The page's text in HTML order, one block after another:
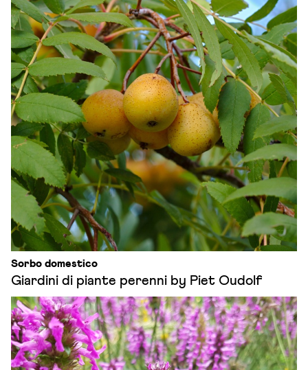
Sorbo domestico
Giardini di piante perenni by Piet Oudolf